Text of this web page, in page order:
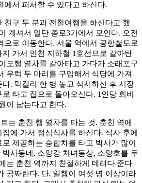
에서 피서할 수 있다고 하신다.
친구 두 분과 전철여행을 하신다고 했
계셔서 일단 종로3가에서 모인다. 오전
으로 이동한다. 서울 역에서 공항철도로
가서 인천 지하철 1호선으로 갈아탄
도행 열차를 갈아타고 가다가 소래포구
우럭 두 마리를 구입해서 식당에 가져
. 막걸리 한 병 놓고 식사하신 후 시장
타고 집으로 돌아오신다. 1인당 회비
이 남는다고 한다.
는 춘천 행 열차를 타는 것. 춘천 역에
에 가서 점심식사를 하신다. 식사 후에
제공하는 승합차를 타고 박사가 많이
사동네, 소양강 처녀동상, 소양호를 두
는 춘천 역까지 친절하게 데려다 준다
공짜란다. 단, 일행이 여섯 명 이상이라